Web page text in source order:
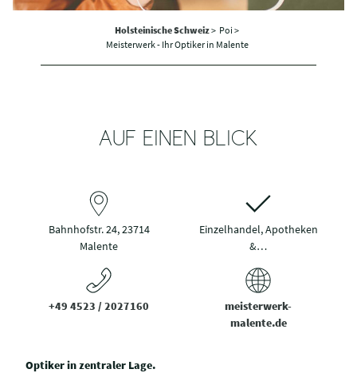
Holsteinische Schweiz> Poi >
Meisterwerk - Ihr Optiker in Malente
AUF EINEN BLICK
Bahnhofstr. 24, 23714
Malente
Einzelhandel, Apotheken
&…
+49 4523 / 2027160
meisterwerk-
malente.de
Optiker in zentraler Lage.